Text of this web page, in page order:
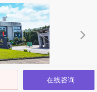
沿滩生产基地在线咨询